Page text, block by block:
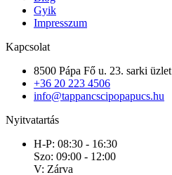
Gyik
Impresszum
Kapcsolat
8500 Pápa Fő u. 23. sarki üzlet
+36 20 223 4506
info@tappancscipopapucs.hu
Nyitvatartás
H-P: 08:30 - 16:30
Szo: 09:00 - 12:00
V: Zárva